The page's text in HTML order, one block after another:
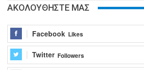
ΑΚΟΛΟΥΘΗΣΤΕ ΜΑΣ
Facebook Likes
Twitter Followers